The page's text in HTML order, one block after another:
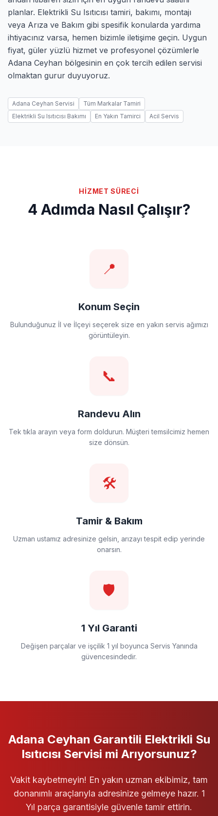
planlar. Elektrikli Su Isıtıcısı tamiri, bakımı, montajı
veya Arıza ve Bakım gibi spesifik konularda yardıma
ihtiyacınız varsa, hemen bizimle iletişime geçin. Uygun
fiyat, güler yüzlü hizmet ve profesyonel çözümlerle
Adana Ceyhan bölgesinin en çok tercih edilen servisi
olmaktan gurur duyuyoruz.
Adana Ceyhan Servisi
Tüm Markalar Tamiri
Elektrikli Su Isıtıcısı Bakımı
En Yakın Tamirci Acil Servis
HİZMET SÜRECİ
4 Adımda Nasıl Çalışır?
📍
Konum Seçin
Bulunduğunuz İl ve İlçeyi seçerek size en yakın servis ağımızı
görüntüleyin.
📞
Randevu Alın
Tek tıkla arayın veya form doldurun. Müşteri temsilcimiz hemen
size dönsün.
🛠️
Tamir & Bakım
Uzman ustamız adresinize gelsin, arızayı tespit edip yerinde
onarsın.
🛡️
1 Yıl Garanti
Değişen parçalar ve işçilik 1 yıl boyunca Servis Yanında
güvencesindedir.
Adana Ceyhan Garantili Elektrikli Su
Isıtıcısı Servisi mi Arıyorsunuz?
Vakit kaybetmeyin! En yakın uzman ekibimiz, tam
donanımlı araçlarıyla adresinize gelmeye hazır. 1
Yıl parça garantisiyle güvenle tamir ettirin.